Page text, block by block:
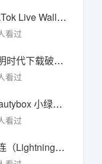
TikTok Live Wallpaper
看过
文明时代下载破解版无限金币最新版
看过
beautybox 小绿盒正版最新免费下载
看过
闪连（LightningX）加速器app